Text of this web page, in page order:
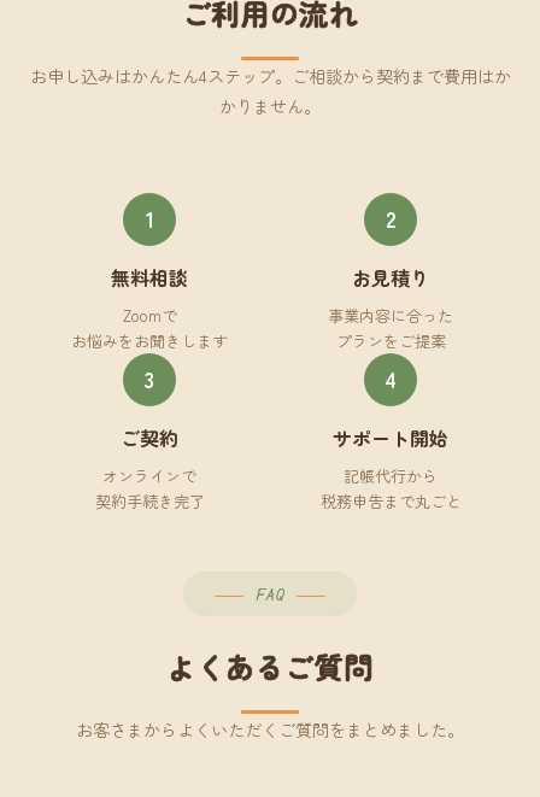
ご利用の流れ
お申し込みはかんたん4ステップ。ご相談から契約まで費用はか
かりません。
1
無料相談
Zoomで
お悩みをお聞きします
2
お見積り
事業内容に合った
プランをご提案
3
ご契約
オンラインで
契約手続き完了
4
サポート開始
記帳代行から
税務申告まで丸ごと
FAQ
よくあるご質問
お客さまからよくいただくご質問をまとめました。